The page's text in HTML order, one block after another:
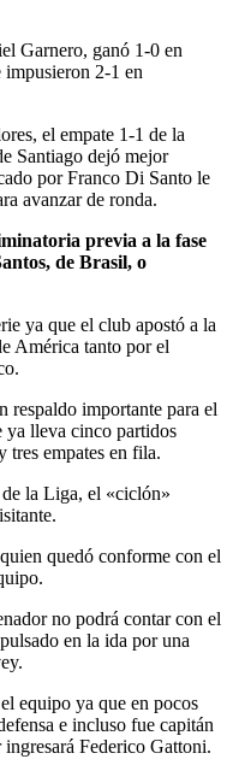
Garnero, ganó 1-0 en
2-1 en
el empate 1-1 de la
Santiago dejó mejor
por Franco Di Santo le
avanzar de ronda.
previa a la fase
de Brasil, o
ya que el club apostó a la
América tanto por el
respaldo importante para el
lleva cinco partidos
tres empates en fila.
la Liga, el «ciclón»
quedó conforme con el
no podrá contar con el
en la ida por una
equipo ya que en pocos
e incluso fue capitán
Federico Gattoni.